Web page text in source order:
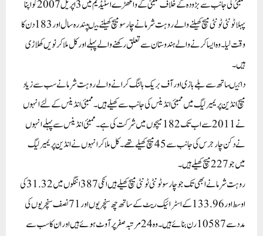
ممبئی کی جانب سے بڑودہ کے خلاف ممبئی کے وانکھڑے اسٹیڈیم میں 3 اپریل2007 کو اپنا
پہلا ٹونٹی ٹونٹی میچ کھیلنے والے روہت شرما نے چار سو میچ کھیلنے میںپندرہ سال اور183 دن کا
وقت لیا۔ وہ ایسا کرنے والے ہندوستان سے تعلق رکھنے والے پہلے اور کل ملاکر نویں کھلاڑی
ہیں۔
دائیںہاتھ سے بلے بازی اور آف بریک بالنگ کرانے والے روہت شرما نے سب سے زیاد
میچ انڈین پریمیر لیگ میں ممبئی انڈینس کی جانب سے کھیلے ہیں۔ ممبئی انڈینس کے لئے انہوں
نے2011 سے اب تک182 میچوں میں شرکت کی ہے۔ ممبئی انڈینس سے پہلے انہوں
نے دکن چارجرس کی جانب سے45 میچ کھیلے تھے۔ کل ملاکر انہوں نے انڈین پریمیر لیگ
میں جو227 میچ کھیلے ہیں ۔
روہت شرما نے ابھی تک جو چار سو ٹونٹی ٹونٹی میچ کھیلے ہیں انکی387 اننگوں میں 31.32 کی
اوسط اور133.96 کے اسٹرائیک ریٹ کے ساتھ چھ سنچریوں اور71نصف سنچریوں کی
مدد سے10587 رن بنائے ہیں۔ وہ 24مرتبہ صفر پر آوٹ ہوئے ہیں اور ان کا سب سے